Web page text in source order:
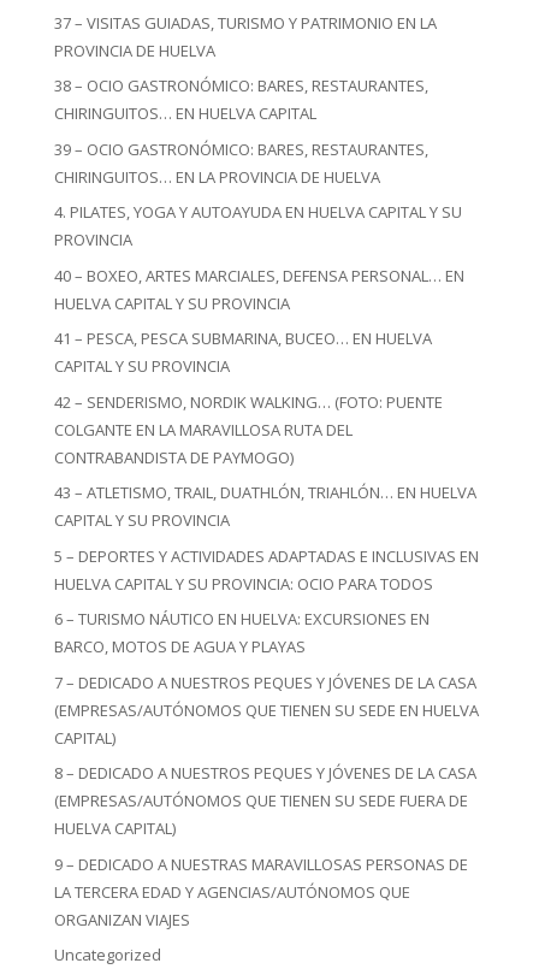
37 – VISITAS GUIADAS, TURISMO Y PATRIMONIO EN LA
PROVINCIA DE HUELVA
38 – OCIO GASTRONÓMICO: BARES, RESTAURANTES,
CHIRINGUITOS… EN HUELVA CAPITAL
39 – OCIO GASTRONÓMICO: BARES, RESTAURANTES,
CHIRINGUITOS… EN LA PROVINCIA DE HUELVA
4. PILATES, YOGA Y AUTOAYUDA EN HUELVA CAPITAL Y SU
PROVINCIA
40 – BOXEO, ARTES MARCIALES, DEFENSA PERSONAL… EN
HUELVA CAPITAL Y SU PROVINCIA
41 – PESCA, PESCA SUBMARINA, BUCEO… EN HUELVA
CAPITAL Y SU PROVINCIA
42 – SENDERISMO, NORDIK WALKING… (FOTO: PUENTE
COLGANTE EN LA MARAVILLOSA RUTA DEL
CONTRABANDISTA DE PAYMOGO)
43 – ATLETISMO, TRAIL, DUATHLÓN, TRIAHLÓN… EN HUELVA
CAPITAL Y SU PROVINCIA
5 – DEPORTES Y ACTIVIDADES ADAPTADAS E INCLUSIVAS EN
HUELVA CAPITAL Y SU PROVINCIA: OCIO PARA TODOS
6 – TURISMO NÁUTICO EN HUELVA: EXCURSIONES EN
BARCO, MOTOS DE AGUA Y PLAYAS
7 – DEDICADO A NUESTROS PEQUES Y JÓVENES DE LA CASA
(EMPRESAS/AUTÓNOMOS QUE TIENEN SU SEDE EN HUELVA
CAPITAL)
8 – DEDICADO A NUESTROS PEQUES Y JÓVENES DE LA CASA
(EMPRESAS/AUTÓNOMOS QUE TIENEN SU SEDE FUERA DE
HUELVA CAPITAL)
9 – DEDICADO A NUESTRAS MARAVILLOSAS PERSONAS DE
LA TERCERA EDAD Y AGENCIAS/AUTÓNOMOS QUE
ORGANIZAN VIAJES
Uncategorized